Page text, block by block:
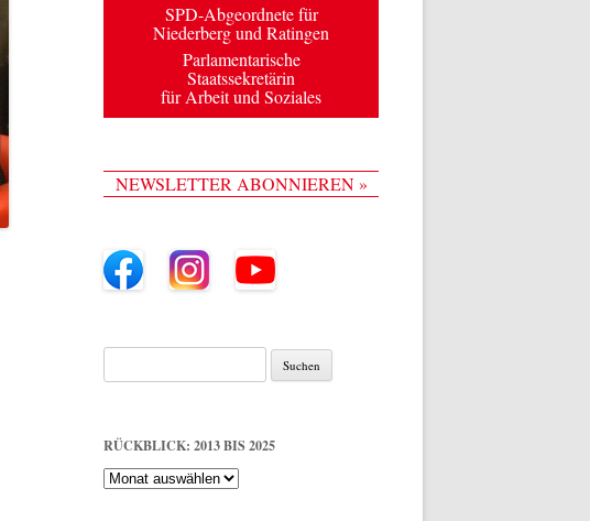
SPD-Abgeordnete für
Niederberg und Ratingen
Parlamentarische
Staatssekretärin
für Arbeit und Soziales
NEWSLETTER ABONNIEREN »
Suche
nach:
RÜCKBLICK: 2013 BIS 2025
Rückblick:
2013
bis